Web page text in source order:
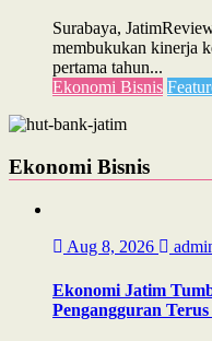
Surabaya,
membukukan kinerja
pertama tahun...
Ekonomi Bisnis
Ekonomi Bisnis
Aug 8, 2026
Ekonomi Jatim
Pengangguran